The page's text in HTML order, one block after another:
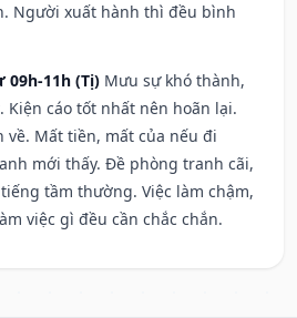
Người xuất hành thì đều bình
09h-11h (Tị) Mưu sự khó thành,
Kiện cáo tốt nhất nên hoãn lại.
về. Mất tiền, mất của nếu đi
mới thấy. Đề phòng tranh cãi,
tầm thường. Việc làm chậm,
việc gì đều cần chắc chắn.